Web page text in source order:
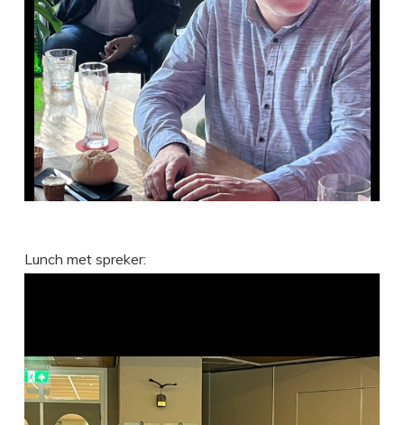
Lunch met spreker: